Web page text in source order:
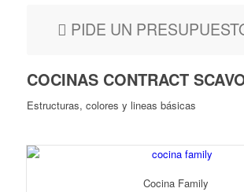
PIDE UN
COCINAS CONTRACT
Estructuras, colores y lineas básicas
Cocina Family